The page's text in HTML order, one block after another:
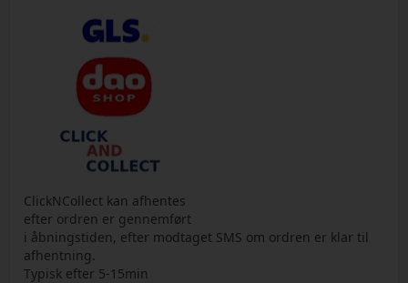
ClickNCollect kan afhentes
efter ordren er gennemført
i åbningstiden, efter modtaget SMS om ordren er klar til
afhentning.
Typisk efter 5-15min